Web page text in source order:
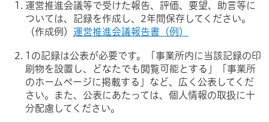
運営推進会議等で受けた報告、評価、要望、助言等に
ついては、記録を作成し、2年間保存してください。
（作成例） 運営推進会議報告書（例）
1の記録は公表が必要です。「事業所内に当該記録の印
刷物を設置し、どなたでも閲覧可能とする」「事業所
のホームページに掲載する」など、広く公表してくだ
さい。また、公表にあたっては、個人情報の取扱に十
分配慮してください。